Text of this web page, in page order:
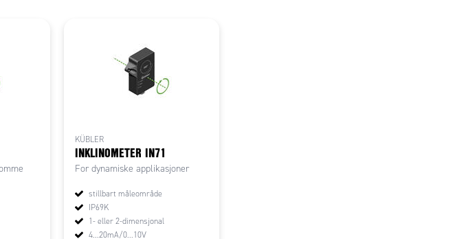
KÜBLER
INKLINOMETER IN71
For dynamiske applikasjoner
stillbart måleområde
IP69K
1- eller 2-dimensjonal
4...20mA/0...10V